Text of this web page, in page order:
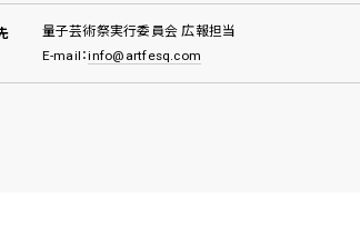
量子芸術祭実行委員会 広報担当
E-mail：info@artfesq.com